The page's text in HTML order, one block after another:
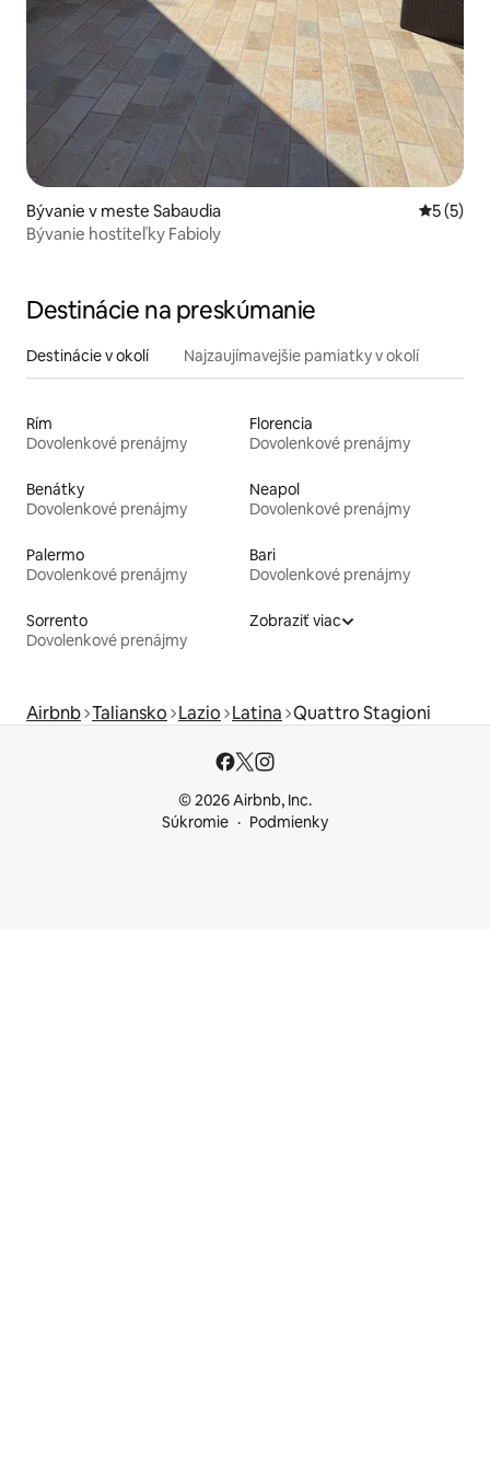
Bývanie v meste Sabaudia
5 (5)
Bývanie hostiteľky Fabioly
Destinácie na preskúmanie
Destinácie v okolí Najzaujímavejšie pamiatky v okolí
Rím
Dovolenkové prenájmy
Florencia
Dovolenkové prenájmy
Benátky
Dovolenkové prenájmy
Neapol
Dovolenkové prenájmy
Palermo
Dovolenkové prenájmy
Bari
Dovolenkové prenájmy
Sorrento
Dovolenkové prenájmy
Zobraziť viac
Airbnb Taliansko Lazio Latina Quattro Stagioni
© 2026 Airbnb, Inc.
Súkromie
Podmienky